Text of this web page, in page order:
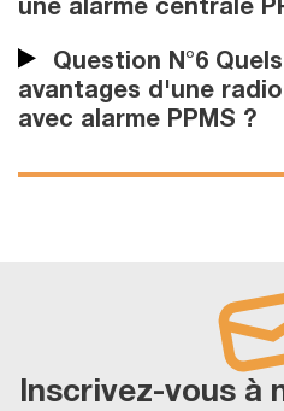
une alarme centrale
Question N°6
avantages d'une
avec alarme PPMS ?
Inscrivez-vous à